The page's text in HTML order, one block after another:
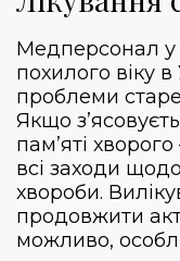
Медперсонал
похилого віку в
проблеми
Якщо
пам’яті
всі заходи
хвороби.
продовжити
можливо,